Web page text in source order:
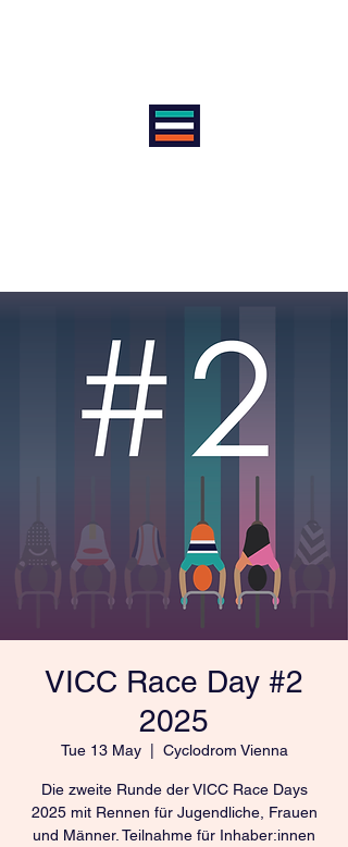
VICC Race Day #2
2025
Tue 13 May
  |
Cyclodrom Vienna
Die zweite Runde der VICC Race Days
2025 mit Rennen für Jugendliche, Frauen
und Männer. Teilnahme für Inhaber:innen